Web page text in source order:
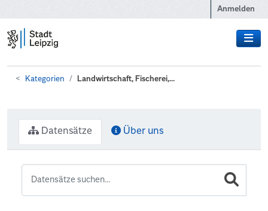
Anmelden
Kategorien Landwirtschaft, Fischerei,...
Datensätze Über uns